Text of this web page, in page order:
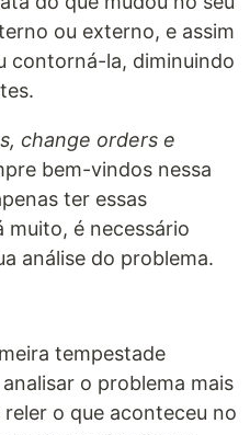
ou externo, e assim
contorná-la, diminuindo
change orders e
bem-vindos nessa
ter essas
muito, é necessário
análise do problema.
tempestade
o problema mais
o que aconteceu no